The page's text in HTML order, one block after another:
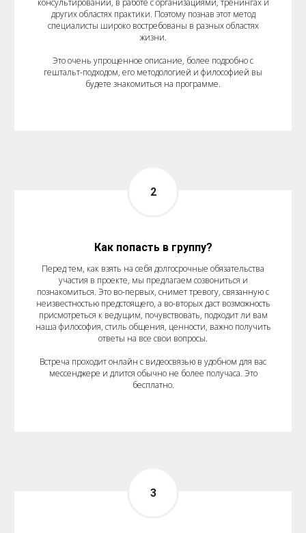
консультировании, в работе с организациями, тренингах и
других областях практики. Поэтому познав этот метод
специалисты широко востребованы в разных областях
жизни.
Это очень упрощенное описание, более подробно с
гештальт-подходом, его методологией и философией вы
будете знакомиться на программе.
Как попасть в группу?
Перед тем, как взять на себя долгосрочные обязательства
участия в проекте, мы предлагаем созвониться и
познакомиться. Это во-первых, снимет тревогу, связанную с
неизвестностью предстоящего, а во-вторых даст возможность
присмотреться к ведущим, почувствовать, подходит ли вам
наша философия, стиль общения, ценности, важно получить
ответы на все свои вопросы.
Встреча проходит онлайн с видеосвязью в удобном для вас
мессенджере и длится обычно не более получаса. Это
бесплатно.